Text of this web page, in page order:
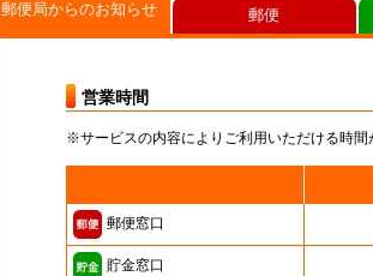
郵便局からのお知らせ
営業時間
※サービスの内容によりご利用いただける時間
郵便窓口
貯金窓口
郵便